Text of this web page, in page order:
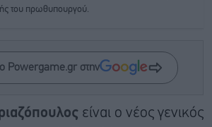
του πρωθυπουργού.
Powergame.gr στην
είναι ο νέος γενικός